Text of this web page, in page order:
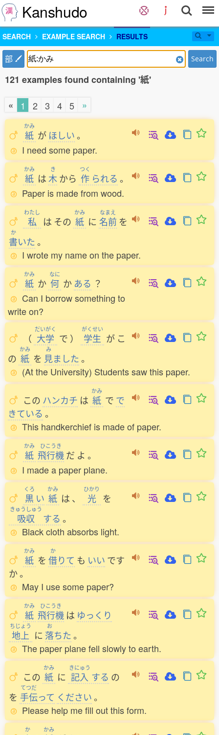
Kanshudo
SEARCH EXAMPLE SEARCH RESULTS
部 Search
121 examples found containing '紙'
« 1 2 3 4 5 »
かみ
紙 が ほしい。
I need some paper.
かみ
紙 は
き
木から
つく
作 られる 。
Paper is made from wood.
わたし
私 は その
かみ
紙 に
なまえ
名前 を
か
書いた。
I wrote my name on the paper.
かみ
紙 か
なに
何 か ある ？
Can I borrow something to
write on?
（
だいがく
大学 で ）
がくせい
学生 が こ
の
かみ
紙 を
み
見ました。
(At the University) Students saw this paper.
この ハンカチ は
かみ
紙 で で
きている 。
This handkerchief is made of paper.
かみ
紙
ひこうき
飛行機だ よ 。
I made a paper plane.
くろ
黒 い
かみ
紙 は 、
ひかり
光 を
きゅうしゅう
吸収 する 。
Black cloth absorbs light.
かみ
紙 を
か
借りて も いい です
か。
May I use some paper?
かみ
紙
ひこうき
飛行機 は ゆっくり
ちじょう
地上 に
お
落ちた。
The paper plane fell slowly to earth.
この
かみ
紙 に
きにゅう
記入 する の
を
てつだ
手伝って ください。
Please help me fill out this form.
か かみ